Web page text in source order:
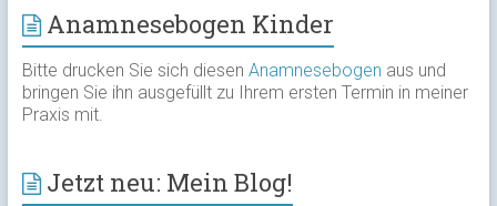
Anamnesebogen Kinder
Bitte drucken Sie sich diesen Anamnesebogen aus und
bringen Sie ihn ausgefüllt zu Ihrem ersten Termin in meiner
Praxis mit.
Jetzt neu: Mein Blog!